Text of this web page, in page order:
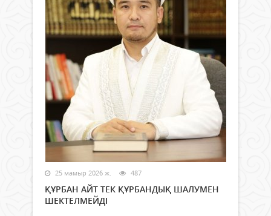
25 мамыр 2026 ж. 487
ҚҰРБАН АЙТ ТЕК ҚҰРБАНДЫҚ ШАЛУМЕН
ШЕКТЕЛМЕЙДІ